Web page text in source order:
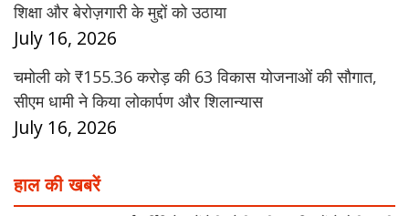
शिक्षा और बेरोज़गारी के मुद्दों को उठाया
July 16, 2026
चमोली को ₹155.36 करोड़ की 63 विकास योजनाओं की सौगात,
सीएम धामी ने किया लोकार्पण और शिलान्यास
July 16, 2026
हाल की खबरें